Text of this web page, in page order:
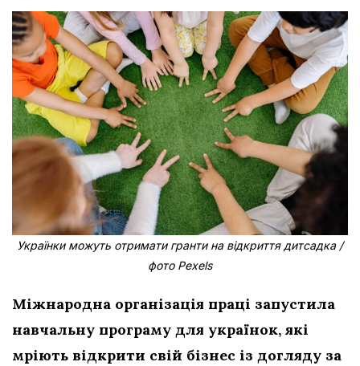
Українки можуть отримати гранти на відкриття дитсадка /
фото Pexels
Міжнародна організація праці запустила
навчальну програму для українок, які
мріють відкрити свій бізнес із догляду за